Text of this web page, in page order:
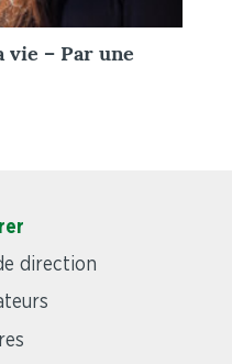
vie – Par une
direction